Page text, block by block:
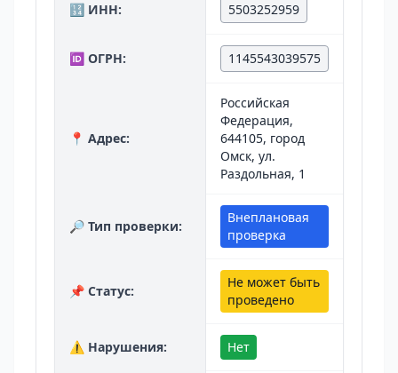
🔢 ИНН: 5503252959
🆔 ОГРН: 1145543039575
📍 Адрес:
Российская
Федерация,
644105, город
Омск, ул.
Раздольная, 1
🔎 Тип проверки:
Внеплановая
проверка
📌 Статус:
Не может быть
проведено
⚠️ Нарушения: Нет